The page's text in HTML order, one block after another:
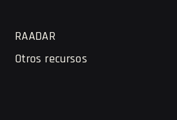
RAADAR
Otros recursos